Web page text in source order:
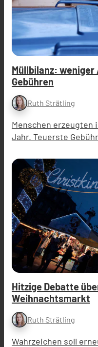
Müllbilanz:
Gebühren
Ruth Strätling
Menschen erzeugten
Jahr. Teuerste
Hitzige Debatte
Weihnachtsmarkt
Ruth Strätling
Wahrzeichen soll